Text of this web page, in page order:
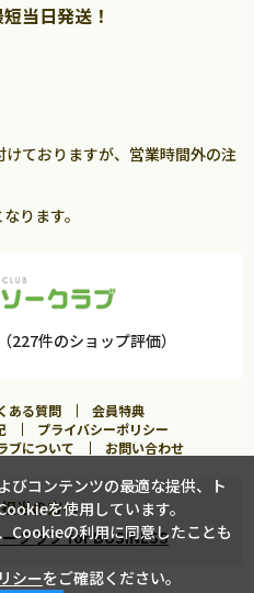
当日発送！
ておりますが、営業時間外の注
ります。
227件のショップ評価）
ある質問
会員特典
プライバシーポリシー
ブについて お問い合わせ
当の方へ
クラブ for BUSINESS
びコンテンツの最適な提供、ト
を使用しています。
Cookieの利用に同意したことも
シーをご確認ください。